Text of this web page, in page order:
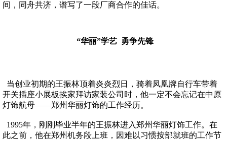
间，同舟共济，谱写了一段厂商合作的佳话。
“华丽”学艺 勇争先锋
当创业初期的王振林顶着炎炎烈日，骑着凤凰牌自行车带着
开关插座小展板挨家拜访家装公司时，他一定不会忘记在中原
灯饰航母——郑州华丽灯饰的工作经历。
1995年，刚刚毕业半年的王振林进入郑州华丽灯饰工作。在
此之前，他在郑州机务段上班，因难以习惯按部就班的工作节